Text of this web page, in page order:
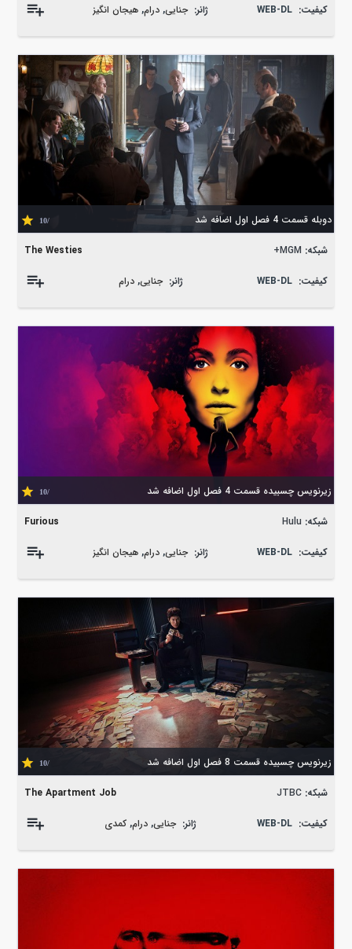
کیفیت: WEB-DL ژانر: جنایی, درام, هیجان انگیز
دوبله قسمت 4 فصل اول اضافه شد /10
The Westies شبکه: MGM+
کیفیت: WEB-DL ژانر: جنایی,درام
زیرنویس چسبیده قسمت 4 فصل اول اضافه شد /10
Furious شبکه: Hulu
کیفیت: WEB-DL ژانر: جنایی, درام, هیجان انگیز
زیرنویس چسبیده قسمت 8 فصل اول اضافه شد /10
The Apartment Job شبکه: JTBC
کیفیت: WEB-DL ژانر: جنایی, درام, کمدی